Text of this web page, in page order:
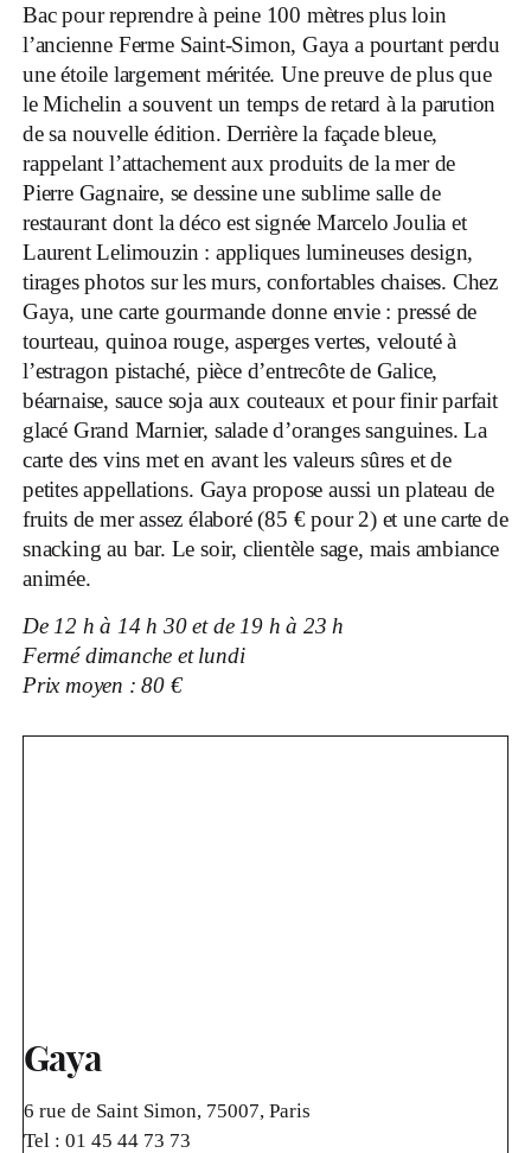
Bac pour reprendre à peine 100 mètres plus loin
l’ancienne Ferme Saint-Simon, Gaya a pourtant perdu
une étoile largement méritée. Une preuve de plus que
le Michelin a souvent un temps de retard à la parution
de sa nouvelle édition. Derrière la façade bleue,
rappelant l’attachement aux produits de la mer de
Pierre Gagnaire, se dessine une sublime salle de
restaurant dont la déco est signée Marcelo Joulia et
Laurent Lelimouzin : appliques lumineuses design,
tirages photos sur les murs, confortables chaises. Chez
Gaya, une carte gourmande donne envie : pressé de
tourteau, quinoa rouge, asperges vertes, velouté à
l’estragon pistaché, pièce d’entrecôte de Galice,
béarnaise, sauce soja aux couteaux et pour finir parfait
glacé Grand Marnier, salade d’oranges sanguines. La
carte des vins met en avant les valeurs sûres et de
petites appellations. Gaya propose aussi un plateau de
fruits de mer assez élaboré (85 € pour 2) et une carte de
snacking au bar. Le soir, clientèle sage, mais ambiance
animée.
De 12 h à 14 h 30 et de 19 h à 23 h
Fermé dimanche et lundi
Prix moyen : 80 €
Gaya
6 rue de Saint Simon, 75007, Paris
Tel : 01 45 44 73 73